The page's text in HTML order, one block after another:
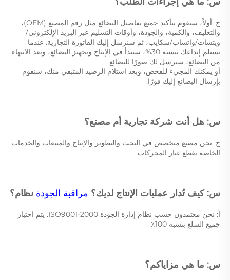
والتغليف، والكمية، والجودة، وأوقات التسليم عبر البريد الإلكتروني/
ويتشات/واتساب/سكايب، ثم سنرسل إليك الفاتورة التجارية. عندما
من البضائع، سنرسل لك صورًا للبضائع
بإرسال البضائع إليك فورًا.
س: هل أنت شركة تجارية أم مصنع؟
الخاصة بقطع غيار المحركات.
س: كيف تُدار عمليات الإنتاج لديك؟ مراقبة الجودة نظام؟
جميع السلع بنسبة 100٪
س: ما هي مزاياكم؟